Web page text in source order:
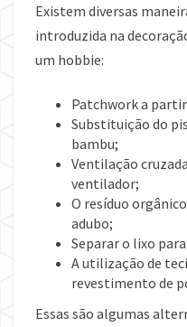
Existem diversas
introduzida na
um hobbie:
Patchwork a
Substituição do
bambu;
Ventilação
ventilador;
O resíduo
adubo;
Separar o lixo
A utilização de
revestimento de
Essas são algumas